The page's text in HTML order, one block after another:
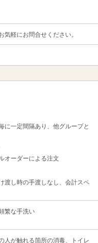
軽にお問合せください。
に一定間隔あり、他グループと
オーダーによる注文
渡し時の手渡しなし、会計スペ
繁な手洗い
人が触れる箇所の消毒、トイレ